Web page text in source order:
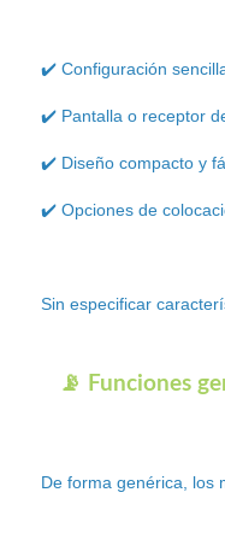
✔️ Configuración
✔️ Pantalla o receptor
✔️ Diseño compacto y
✔️ Opciones de
Sin especificar
📡 Funciones
De forma genérica, los